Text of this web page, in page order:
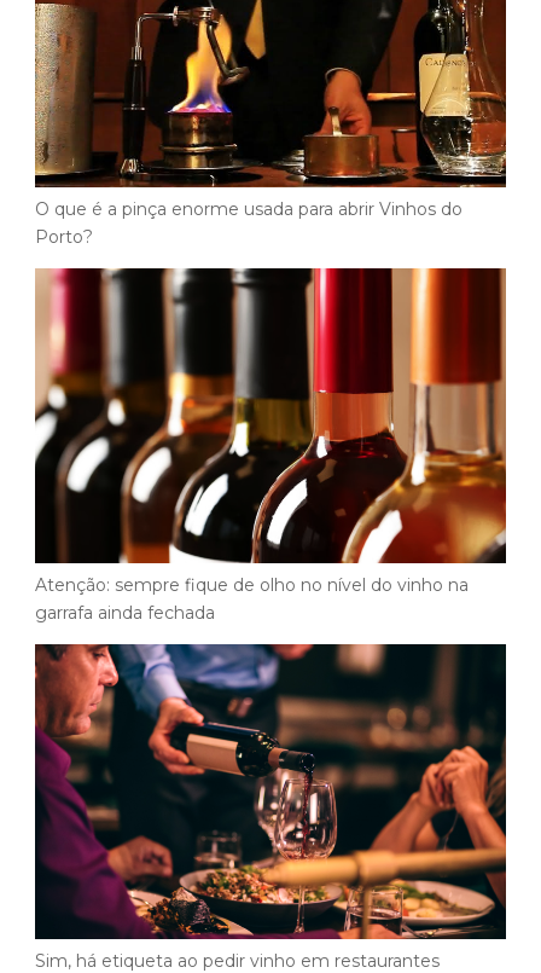
O que é a pinça enorme usada para abrir Vinhos do
Porto?
Atenção: sempre fique de olho no nível do vinho na
garrafa ainda fechada
Sim, há etiqueta ao pedir vinho em restaurantes